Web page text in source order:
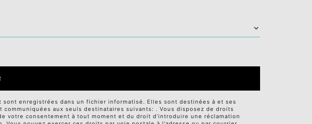
enregistrées dans un fichier informatisé. Elles sont destinées à et ses
aux seuls destinataires suivants: . Vous disposez de droits
votre consentement à tout moment et du droit d’introduire une réclamation